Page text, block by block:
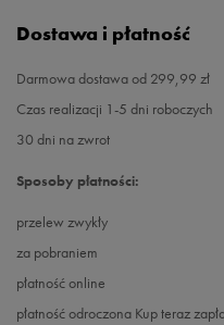
Dostawa i płatność
Darmowa dostawa od 299,99 zł
Czas realizacji 1-5 dni roboczych
30 dni na zwrot
Sposoby płatności:
przelew zwykły
za pobraniem
płatność online
płatność odroczona Kup teraz